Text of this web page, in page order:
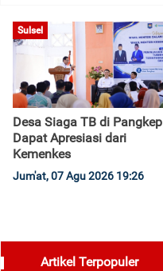
Sulsel
Desa Siaga TB di Pangkep
Dapat Apresiasi dari
Kemenkes
Jum'at, 07 Agu 2026 19:26
Artikel Terpopuler